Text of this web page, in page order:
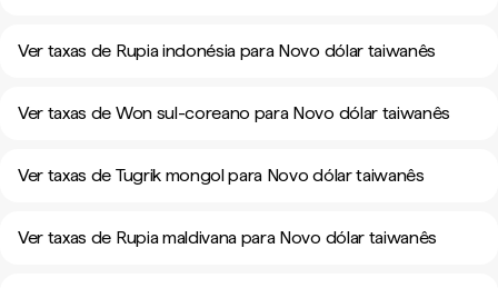
Ver taxas de Rupia indonésia para Novo dólar taiwanês
Ver taxas de Won sul-coreano para Novo dólar taiwanês
Ver taxas de Tugrik mongol para Novo dólar taiwanês
Ver taxas de Rupia maldivana para Novo dólar taiwanês